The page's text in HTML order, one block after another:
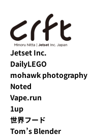
Jetset Inc.
DailyLEGO
mohawk photography
Noted
Vape.run
1up
世界フード
Tom’s Blender